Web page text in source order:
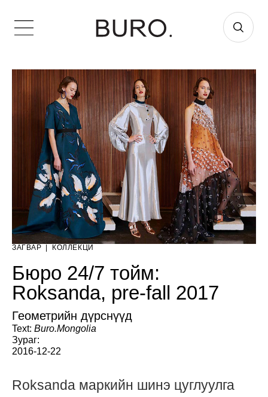
ЗАГВАР КОЛЛЕКЦИ
Бюро 24/7 тойм:
Roksanda, pre-fall 2017
Геометрийн дүрснүүд
Text: Buro.Mongolia
Зураг:
2016-12-22
Roksanda маркийн шинэ цуглуулга